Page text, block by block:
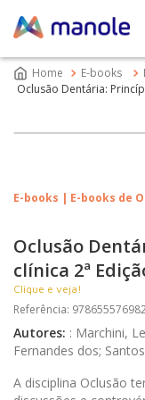
E-books
Oclusão Dentária:
E-books | E-books de
Oclusão
clínica 2ª
Clique e veja!
Referência:
Autores: : Marchini,
Fernandes dos;
A disciplina Oclusão